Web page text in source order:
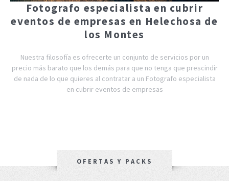
Fotografo especialista en cubrir
eventos de empresas en Helechosa de
los Montes
Nuestra filosofía es ofrecerte un conjunto de servicios por un
precio más barato que los demás para que no tenga que prescindir
de nada de lo que quieres al contratar a un Fotografo especialista
en cubrir eventos de empresas
OFERTAS Y PACKS